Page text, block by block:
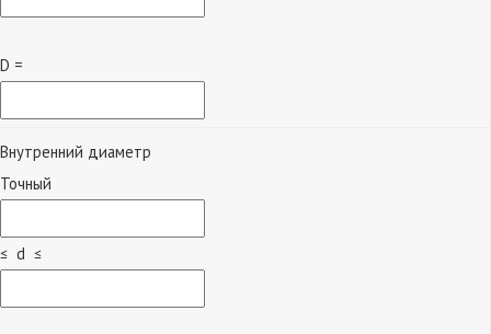
D =
Внутренний диаметр
Точный
≤ d ≤